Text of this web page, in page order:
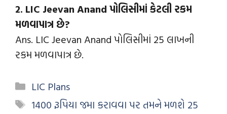
2. LIC Jeevan Anand પોલિસીમાં કેટલી રકમ
મળવાપાત્ર છે?
Ans. LIC Jeevan Anand પોલિસીમાં 25 લાખની
રકમ મળવાપાત્ર છે.
LIC Plans
1400 રૂપિયા જમા કરાવવા પર તમને મળશે 25